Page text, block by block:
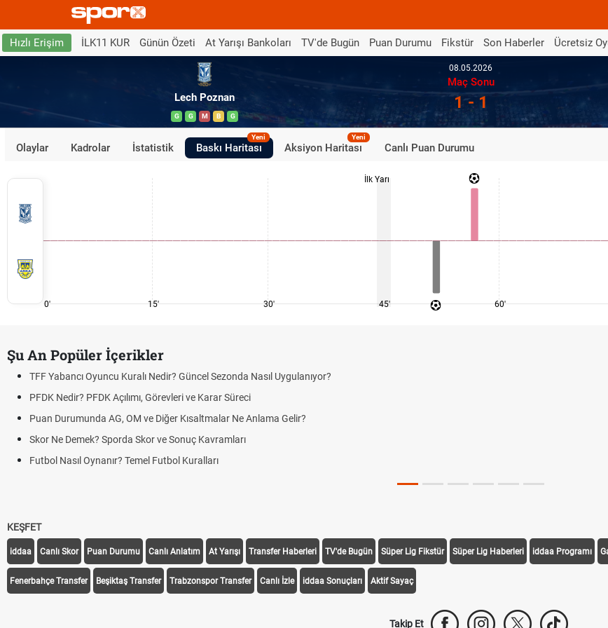
Hızlı Erişim İLK11 KUR Günün Özeti At Yarışı Bankoları TV'de Bugün Puan Durumu Fikstür Son Haberler Ücretsiz
Lech Poznan
G G M B G
08.05.2026
Maç Sonu
1 - 1
Olaylar Kadrolar İstatistik Baskı Haritası
Yeni
Aksiyon Haritası
Yeni
Canlı Puan Durumu
0' 15' 30'
İlk Yarı
45' 60'
Şu An Popüler İçerikler
TFF Yabancı Oyuncu Kuralı Nedir? Güncel Sezonda Nasıl Uygulanıyor?
PFDK Nedir? PFDK Açılımı, Görevleri ve Karar Süreci
Puan Durumunda AG, OM ve Diğer Kısaltmalar Ne Anlama Gelir?
Skor Ne Demek? Sporda Skor ve Sonuç Kavramları
Futbol Nasıl Oynanır? Temel Futbol Kuralları
KEŞFET
iddaa Canlı Skor Puan Durumu Canlı Anlatım At Yarışı Transfer Haberleri TV'de Bugün Süper Lig Fikstür Süper Lig Haberleri iddaa Programı
Fenerbahçe Transfer Beşiktaş Transfer Trabzonspor Transfer Canlı İzle iddaa Sonuçları Aktif Sayaç
Takip Et